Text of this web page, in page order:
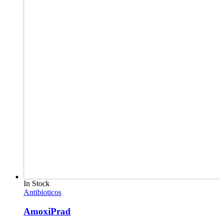
In Stock
Antibioticos
AmoxiPrad